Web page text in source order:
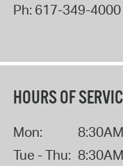
Ph: 617-349-4000
HOURS OF
Mon:
Tue - Thu: